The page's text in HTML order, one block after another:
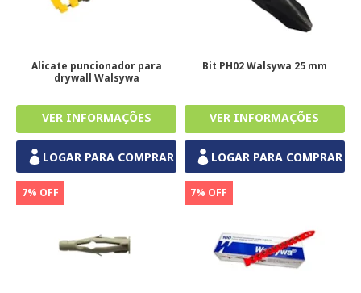
Alicate puncionador para
drywall Walsywa
LOGAR PARA COMPRAR
Bit PH02 Walsywa 25 mm
LOGAR PARA COMPRAR
7% OFF 7% OFF